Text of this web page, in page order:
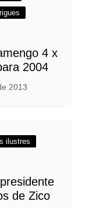
4 x
2004
2013
ilustres
de Zico